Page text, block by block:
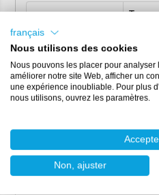
Temps
Résine RIMR635
100 gr
20°C
40
Durcisseur RIMH637
français
Nous utilisons des cookies
Nous pouvons les placer pour
améliorer notre site Web, afficher un
une expérience inoubliable. Pour plus
nous utilisons, ouvrez les paramètres.
Non, ajuster